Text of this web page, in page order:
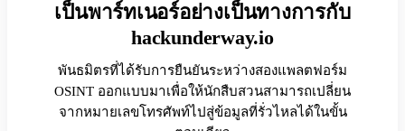
เป็นพาร์ทเนอร์อย่างเป็นทางการกับ
hackunderway.io
พันธมิตรที่ได้รับการยืนยันระหว่างสองแพลตฟอร์ม
OSINT ออกแบบมาเพื่อให้นักสืบสวนสามารถเปลี่ยน
จากหมายเลขโทรศัพท์ไปสู่ข้อมูลที่รั่วไหลได้ในขั้น